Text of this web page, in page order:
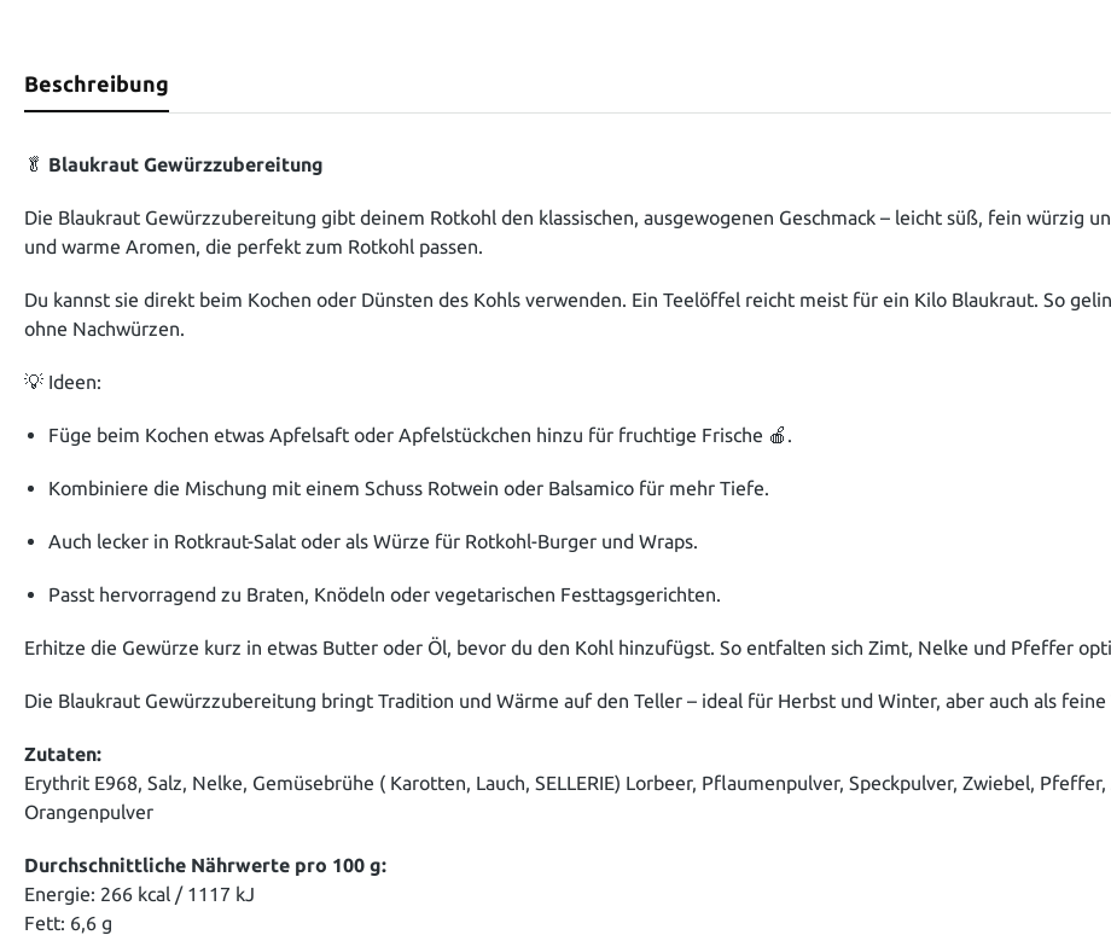
Beschreibung
🥬 Blaukraut Gewürzzubereitung
Die Blaukraut Gewürzzubereitung gibt deinem Rotkohl den klassischen, ausgewogenen Geschmack – leicht süß, fein würzig
und warme Aromen, die perfekt zum Rotkohl passen.
Du kannst sie direkt beim Kochen oder Dünsten des Kohls verwenden. Ein Teelöffel reicht meist für ein Kilo Blaukraut. So
ohne Nachwürzen.
💡 Ideen:
Füge beim Kochen etwas Apfelsaft oder Apfelstückchen hinzu für fruchtige Frische 🍎.
Kombiniere die Mischung mit einem Schuss Rotwein oder Balsamico für mehr Tiefe.
Auch lecker in Rotkraut-Salat oder als Würze für Rotkohl-Burger und Wraps.
Passt hervorragend zu Braten, Knödeln oder vegetarischen Festtagsgerichten.
Erhitze die Gewürze kurz in etwas Butter oder Öl, bevor du den Kohl hinzufügst. So entfalten sich Zimt, Nelke und Pfeffer
Die Blaukraut Gewürzzubereitung bringt Tradition und Wärme auf den Teller – ideal für Herbst und Winter, aber auch als feine
Zutaten:
Erythrit E968, Salz, Nelke, Gemüsebrühe ( Karotten, Lauch, SELLERIE) Lorbeer, Pflaumenpulver, Speckpulver, Zwiebel,
Orangenpulver
Durchschnittliche Nährwerte pro 100 g:
Energie: 266 kcal / 1117 kJ
Fett: 6,6 g